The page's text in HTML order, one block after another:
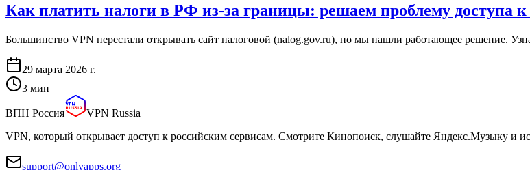
Как платить налоги в РФ из-за границы: решаем проблему доступа
Большинство VPN перестали открывать сайт налоговой (nalog.gov.ru), но мы нашли работающее решение.
29 марта 2026 г.
3 мин
ВПН Россия
VPN Russia
VPN, который открывает доступ к российским сервисам. Смотрите Кинопоиск, слушайте Яндекс.Музыку и
support@onlyapps.org